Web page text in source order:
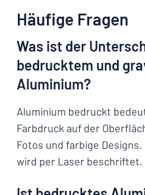
Häufige Fragen
Was ist der
bedrucktem und
Aluminium?
Aluminium bedruckt
Farbdruck auf der
Fotos und farbige
wird per Laser beschriftet.